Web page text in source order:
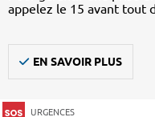
appelez le 15 avant tout
EN SAVOIR PLUS
URGENCES